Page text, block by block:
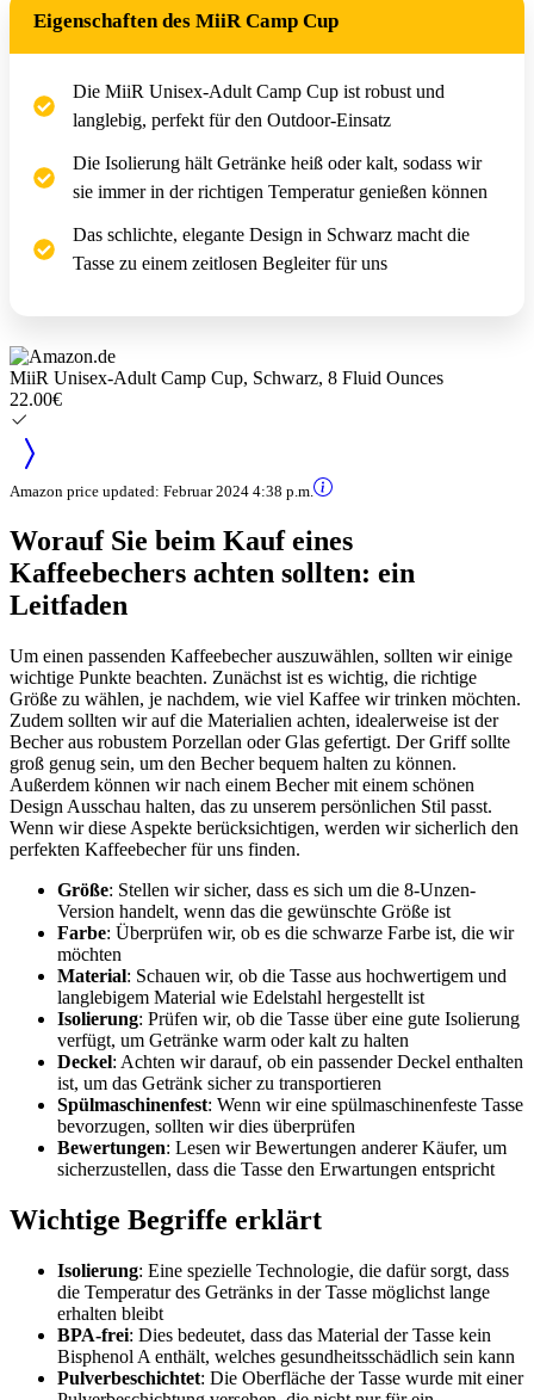
Eigenschaften des MiiR Camp Cup
Die MiiR Unisex-Adult Camp Cup ist robust und
langlebig, perfekt für den Outdoor-Einsatz
Die Isolierung hält Getränke heiß oder kalt, sodass wir
sie immer in der richtigen Temperatur genießen können
Das schlichte, elegante Design in Schwarz macht die
Tasse zu einem zeitlosen Begleiter für uns
MiiR Unisex-Adult Camp Cup, Schwarz, 8 Fluid Ounces
22.00€
Amazon price updated: Februar 2024 4:38 p.m.
Worauf Sie beim Kauf eines
Kaffeebechers achten sollten: ein
Leitfaden
Um einen passenden Kaffeebecher auszuwählen, sollten wir einige
wichtige Punkte beachten. Zunächst ist es wichtig, die richtige
Größe zu wählen, je nachdem, wie viel Kaffee wir trinken möchten.
Zudem sollten wir auf die Materialien achten, idealerweise ist der
Becher aus robustem Porzellan oder Glas gefertigt. Der Griff sollte
groß genug sein, um den Becher bequem halten zu können.
Außerdem können wir nach einem Becher mit einem schönen
Design Ausschau halten, das zu unserem persönlichen Stil passt.
Wenn wir diese Aspekte berücksichtigen, werden wir sicherlich den
perfekten Kaffeebecher für uns finden.
Größe: Stellen wir sicher, dass es sich um die 8-Unzen-
Version handelt, wenn das die gewünschte Größe ist
Farbe: Überprüfen wir, ob es die schwarze Farbe ist, die wir
möchten
Material: Schauen wir, ob die Tasse aus hochwertigem und
langlebigem Material wie Edelstahl hergestellt ist
Isolierung: Prüfen wir, ob die Tasse über eine gute Isolierung
verfügt, um Getränke warm oder kalt zu halten
Deckel: Achten wir darauf, ob ein passender Deckel enthalten
ist, um das Getränk sicher zu transportieren
Spülmaschinenfest: Wenn wir eine spülmaschinenfeste Tasse
bevorzugen, sollten wir dies überprüfen
Bewertungen: Lesen wir Bewertungen anderer Käufer, um
sicherzustellen, dass die Tasse den Erwartungen entspricht
Wichtige Begriffe erklärt
Isolierung: Eine spezielle Technologie, die dafür sorgt, dass
die Temperatur des Getränks in der Tasse möglichst lange
erhalten bleibt
BPA-frei: Dies bedeutet, dass das Material der Tasse kein
Bisphenol A enthält, welches gesundheitsschädlich sein kann
Pulverbeschichtet: Die Oberfläche der Tasse wurde mit einer